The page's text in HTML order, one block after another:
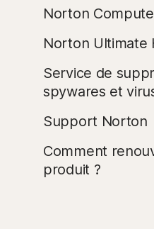
Norton
Norton Ultimate
Service de
spywares et
Support Norton
Comment
produit ?